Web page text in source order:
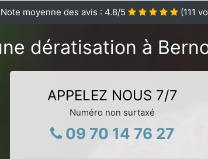
Note moyenne des avis : 4.8/5 (111
dératisation à
APPELEZ NOUS 7/7
Numéro non surtaxé
09 70 14 76 27